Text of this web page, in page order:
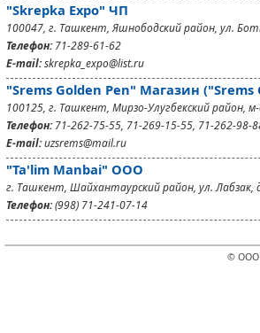
"Skrepka Expo" ЧП
100047, г. Ташкент, Яшнободский район, ул.
Телефон:71-289-61-62
E-mail:skrepka_expo@list.ru
"Srems Golden Pen" Магазин
100125, г. Ташкент, Мирзо-Улугбекский район,
Телефон:71-262-75-55, 71-269-15-55, 71-262-98-
E-mail:uzsrems@mail.ru
"Ta'lim Manbai" ООО
г. Ташкент, Шайхантаурский район, ул. Лабзак,
Телефон:(998) 71-241-07-14
© ООО